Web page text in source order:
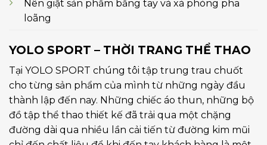
Nên giặt sản phẩm bằng tay và xà phòng pha
loãng
YOLO SPORT – THỜI TRANG THỂ THAO
Tại YOLO SPORT chúng tôi tập trung trau chuốt
cho từng sản phẩm của mình từ những ngày đầu
thành lập đến nay. Những chiếc áo thun, những bộ
đồ tập thể thao thiết kế đã trải qua một chặng
đường dài qua nhiều lần cải tiến từ đường kim mũi